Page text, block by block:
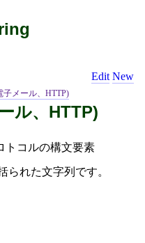
Edit New
子メール、HTTP)
ル、HTTP)
トコルの構文要素
られた文字列です。